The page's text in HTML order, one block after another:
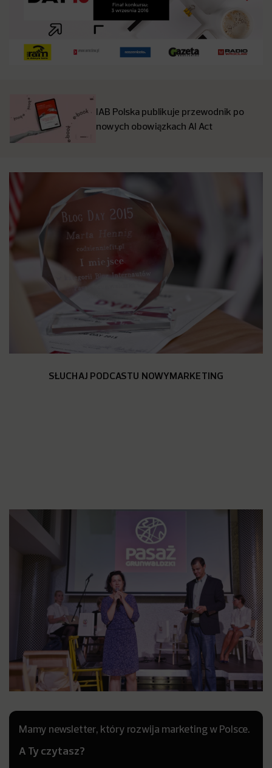
IAB Polska publikuje przewodnik po
nowych obowiązkach AI Act
SŁUCHAJ PODCASTU NOWYMARKETING
Mamy newsletter, który rozwija marketing w Polsce.
A Ty czytasz?